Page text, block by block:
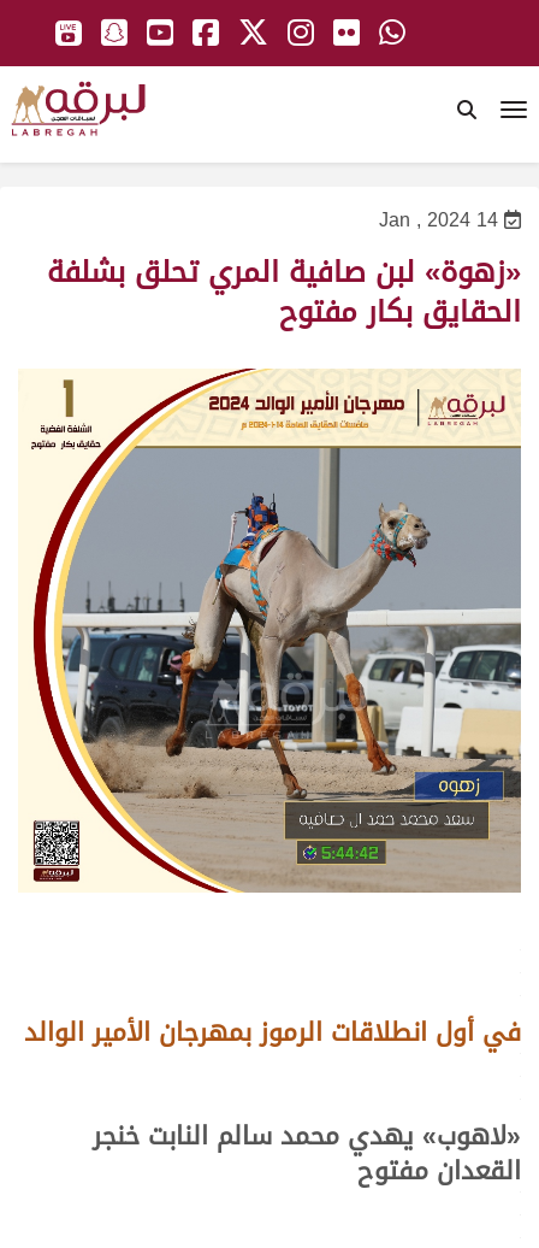
14 Jan , 2024
«زهوة» لبن صافية المري تحلق بشلفة
الحقايق بكار مفتوح
في أول انطلاقات الرموز بمهرجان الأمير الوالد
«لاهوب» يهدي محمد سالم النابت خنجر
القعدان مفتوح